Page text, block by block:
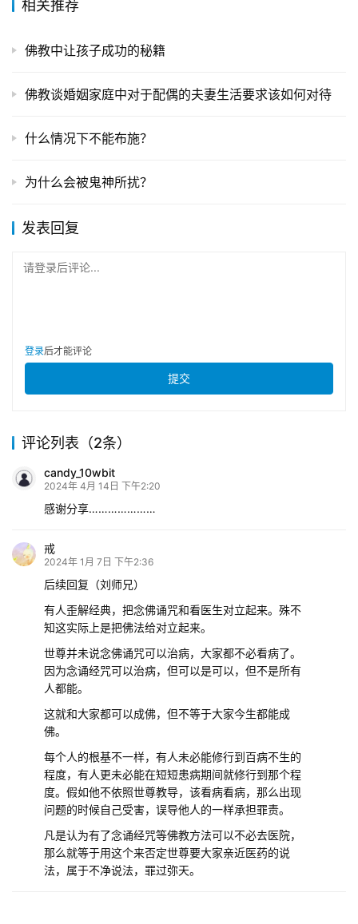
相关推荐
佛教中让孩子成功的秘籍
佛教谈婚姻家庭中对于配偶的夫妻生活要求该如何对待
什么情况下不能布施？
为什么会被鬼神所扰？
发表回复
请登录后评论...
登录后才能评论
提交
评论列表（2条）
candy_10wbit
2024年 4月 14日 下午2:20
感谢分享…………………
戒
2024年 1月 7日 下午2:36
后续回复（刘师兄）
有人歪解经典，把念佛诵咒和看医生对立起来。殊不
知这实际上是把佛法给对立起来。
世尊并未说念佛诵咒可以治病，大家都不必看病了。
因为念诵经咒可以治病，但可以是可以，但不是所有
人都能。
这就和大家都可以成佛，但不等于大家今生都能成
佛。
每个人的根基不一样，有人未必能修行到百病不生的
程度，有人更未必能在短短患病期间就修行到那个程
度。假如他不依照世尊教导，该看病看病，那么出现
问题的时候自己受害，误导他人的一样承担罪责。
凡是认为有了念诵经咒等佛教方法可以不必去医院，
那么就等于用这个来否定世尊要大家亲近医药的说
法，属于不净说法，罪过弥天。